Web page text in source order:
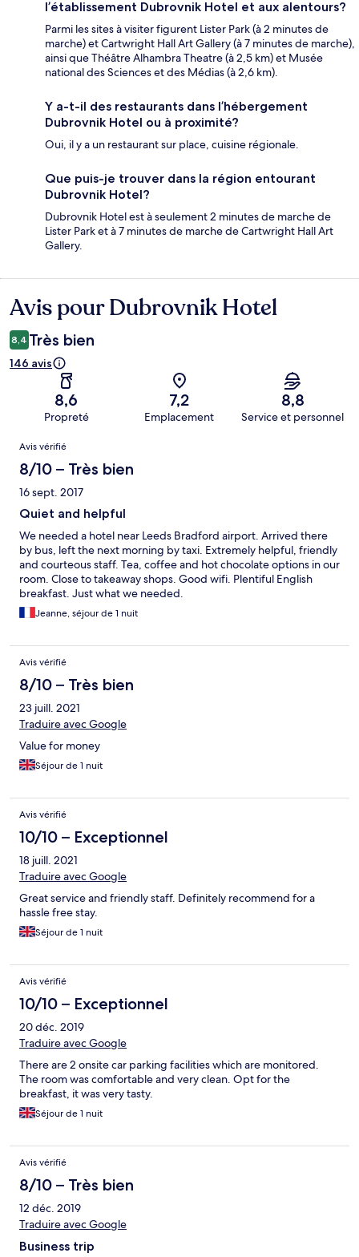
l’établissement Dubrovnik Hotel et aux alentours?
Parmi les sites à visiter figurent Lister Park (à 2 minutes de
marche) et Cartwright Hall Art Gallery (à 7 minutes de marche),
ainsi que Théâtre Alhambra Theatre (à 2,5 km) et Musée
national des Sciences et des Médias (à 2,6 km).
Y a-t-il des restaurants dans l’hébergement
Dubrovnik Hotel ou à proximité?
Oui, il y a un restaurant sur place, cuisine régionale.
Que puis-je trouver dans la région entourant
Dubrovnik Hotel?
Dubrovnik Hotel est à seulement 2 minutes de marche de
Lister Park et à 7 minutes de marche de Cartwright Hall Art
Gallery.
Avis
Avis pour Dubrovnik Hotel
8,4 Très bien
146 avis
8,6
Propreté
7,2
Emplacement
8,8
Service et personnel
Avis
Avis vérifié
8/10 – Très bien
16 sept. 2017
Quiet and helpful
We needed a hotel near Leeds Bradford airport. Arrived there
by bus, left the next morning by taxi. Extremely helpful, friendly
and courteous staff. Tea, coffee and hot chocolate options in our
room. Close to takeaway shops. Good wifi. Plentiful English
breakfast. Just what we needed.
Jeanne, séjour de 1 nuit
Avis vérifié
8/10 – Très bien
23 juill. 2021
Traduire avec Google
Value for money
Séjour de 1 nuit
Avis vérifié
10/10 – Exceptionnel
18 juill. 2021
Traduire avec Google
Great service and friendly staff. Definitely recommend for a
hassle free stay.
Séjour de 1 nuit
Avis vérifié
10/10 – Exceptionnel
20 déc. 2019
Traduire avec Google
There are 2 onsite car parking facilities which are monitored.
The room was comfortable and very clean. Opt for the
breakfast, it was very tasty.
Séjour de 1 nuit
Avis vérifié
8/10 – Très bien
12 déc. 2019
Traduire avec Google
Business trip